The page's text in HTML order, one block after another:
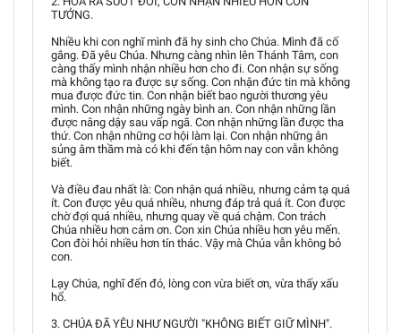
TƯỞNG.
Nhiều khi con nghĩ mình đã hy sinh cho Chúa. Mình đã cố
gắng. Đã yêu Chúa. Nhưng càng nhìn lên Thánh Tâm, con
càng thấy mình nhận nhiều hơn cho đi. Con nhận sự sống
mà không tạo ra được sự sống. Con nhận đức tin mà không
mua được đức tin. Con nhận biết bao người thương yêu
mình. Con nhận những ngày bình an. Con nhận những lần
được nâng dậy sau vấp ngã. Con nhận những lần được tha
thứ. Con nhận những cơ hội làm lại. Con nhận những ân
sủng âm thầm mà có khi đến tận hôm nay con vẫn không
biết.
Và điều đau nhất là: Con nhận quá nhiều, nhưng cảm tạ quá
ít. Con được yêu quá nhiều, nhưng đáp trả quá ít. Con được
chờ đợi quá nhiều, nhưng quay về quá chậm. Con trách
Chúa nhiều hơn cảm ơn. Con xin Chúa nhiều hơn yêu mến.
Con đòi hỏi nhiều hơn tín thác. Vậy mà Chúa vẫn không bỏ
con.
Lạy Chúa, nghĩ đến đó, lòng con vừa biết ơn, vừa thấy xấu
hổ.
3. CHÚA ĐÃ YÊU NHƯ NGƯỜI "KHÔNG BIẾT GIỮ MÌNH".